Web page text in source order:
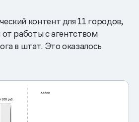
контент для 11 городов,
от работы с агентством
в штат. Это оказалось